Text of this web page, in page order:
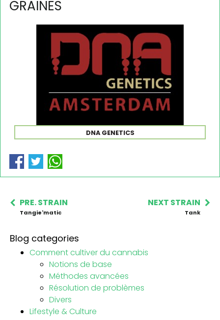
GRAINES
DNA GENETICS
PRE. STRAIN
Tangie'matic
NEXT STRAIN
Tank
Blog categories
Comment cultiver du cannabis
Notions de base
Méthodes avancées
Résolution de problèmes
Divers
Lifestyle & Culture